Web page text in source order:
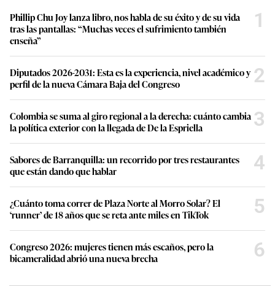
Phillip Chu Joy lanza libro, nos habla de su éxito y de su vida
tras las pantallas: “Muchas veces el sufrimiento también
enseña”
1
Diputados 2026-2031: Esta es la experiencia, nivel académico y
perfil de la nueva Cámara Baja del Congreso
2
Colombia se suma al giro regional a la derecha: cuánto cambia
la política exterior con la llegada de De la Espriella
3
Sabores de Barranquilla: un recorrido por tres restaurantes
que están dando que hablar
4
¿Cuánto toma correr de Plaza Norte al Morro Solar? El
‘runner’ de 18 años que se reta ante miles en TikTok
5
Congreso 2026: mujeres tienen más escaños, pero la
bicameralidad abrió una nueva brecha
6